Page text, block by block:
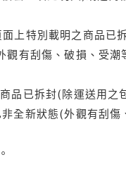
上特別載明之商品已
有刮傷、破損、受
品已拆封(除運送用
全新狀態(外觀有刮